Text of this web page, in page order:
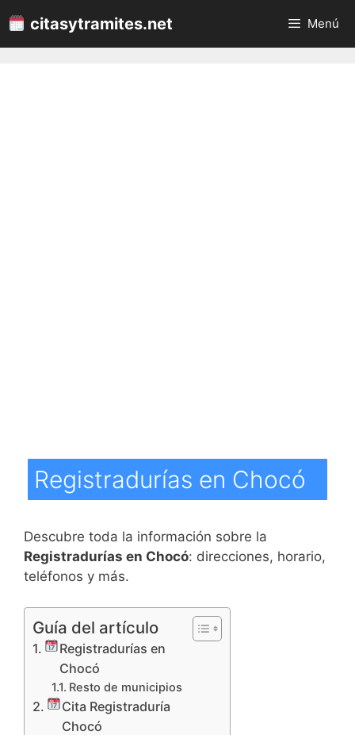
al
contenido
citasytramites.net Menú
Registradurías en Chocó
Descubre toda la información sobre la
Registradurías en Chocó: direcciones, horario,
teléfonos y más.
Guía del artículo
Registradurías en
Chocó
Resto de municipios
Cita Registraduría
Chocó